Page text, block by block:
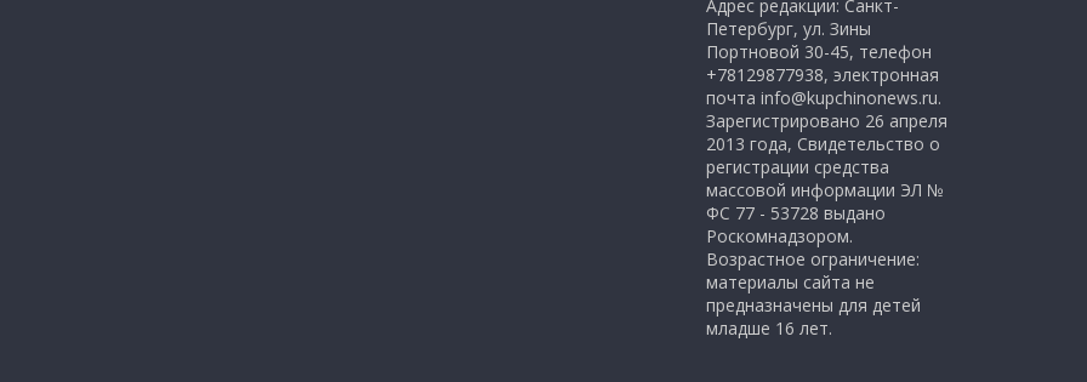
Адрес редакции: Санкт-
Петербург, ул. Зины
Портновой 30-45, телефон
+78129877938, электронная
почта info@kupchinonews.ru.
Зарегистрировано 26 апреля
2013 года, Свидетельство о
регистрации средства
массовой информации ЭЛ №
ФС 77 - 53728 выдано
Роскомнадзором.
Возрастное ограничение:
материалы сайта не
предназначены для детей
младше 16 лет.